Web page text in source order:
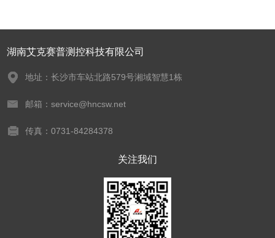
湖南艾克赛普测控科技有限公司
地址：长沙市车站北路579号湘域智慧1栋
邮箱：service@hncsw.net
传真：0731-84284378
关注我们